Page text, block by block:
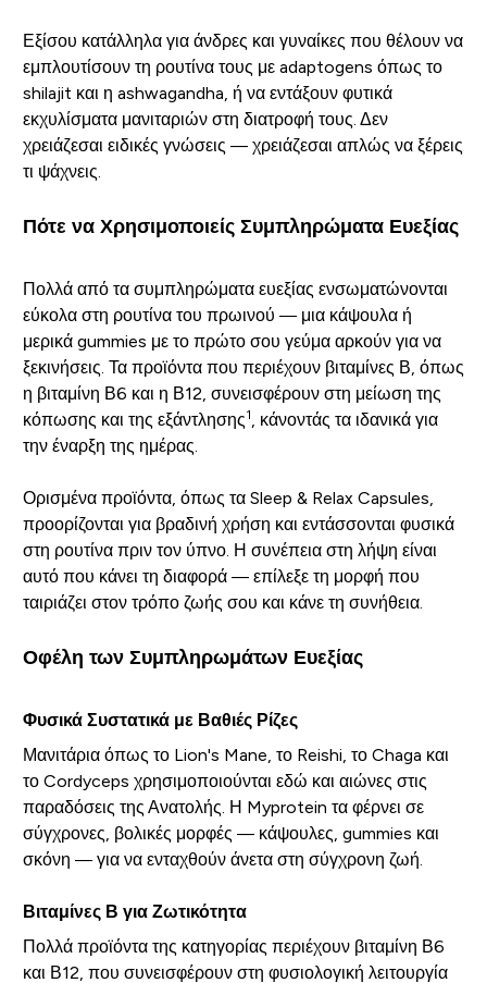
Εξίσου κατάλληλα για άνδρες και γυναίκες που θέλουν να
εμπλουτίσουν τη ρουτίνα τους με adaptogens όπως το
shilajit και η ashwagandha, ή να εντάξουν φυτικά
εκχυλίσματα μανιταριών στη διατροφή τους. Δεν
χρειάζεσαι ειδικές γνώσεις — χρειάζεσαι απλώς να ξέρεις
τι ψάχνεις.
Πότε να Χρησιμοποιείς Συμπληρώματα Ευεξίας
Πολλά από τα συμπληρώματα ευεξίας ενσωματώνονται
εύκολα στη ρουτίνα του πρωινού — μια κάψουλα ή
μερικά gummies με το πρώτο σου γεύμα αρκούν για να
ξεκινήσεις. Τα προϊόντα που περιέχουν βιταμίνες Β, όπως
η βιταμίνη Β6 και η Β12, συνεισφέρουν στη μείωση της
κόπωσης και της εξάντλησης1
, κάνοντάς τα ιδανικά για
την έναρξη της ημέρας.
Ορισμένα προϊόντα, όπως τα Sleep & Relax Capsules,
προορίζονται για βραδινή χρήση και εντάσσονται φυσικά
στη ρουτίνα πριν τον ύπνο. Η συνέπεια στη λήψη είναι
αυτό που κάνει τη διαφορά — επίλεξε τη μορφή που
ταιριάζει στον τρόπο ζωής σου και κάνε τη συνήθεια.
Οφέλη των Συμπληρωμάτων Ευεξίας
Φυσικά Συστατικά με Βαθιές Ρίζες
Μανιτάρια όπως το Lion's Mane, το Reishi, το Chaga και
το Cordyceps χρησιμοποιούνται εδώ και αιώνες στις
παραδόσεις της Ανατολής. Η Myprotein τα φέρνει σε
σύγχρονες, βολικές μορφές — κάψουλες, gummies και
σκόνη — για να ενταχθούν άνετα στη σύγχρονη ζωή.
Βιταμίνες Β για Ζωτικότητα
Πολλά προϊόντα της κατηγορίας περιέχουν βιταμίνη Β6
και Β12, που συνεισφέρουν στη φυσιολογική λειτουργία